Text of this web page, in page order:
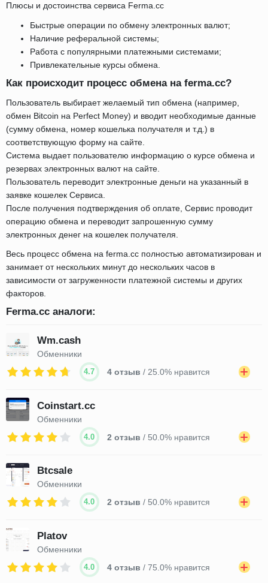
Плюсы и достоинства сервиса Ferma.cc
Быстрые операции по обмену электронных валют;
Наличие реферальной системы;
Работа с популярными платежными системами;
Привлекательные курсы обмена.
Как происходит процесс обмена на ferma.cc?
Пользователь выбирает желаемый тип обмена (например,
обмен Bitcoin на Perfect Money) и вводит необходимые данные
(сумму обмена, номер кошелька получателя и т.д.) в
соответствующую форму на сайте.
Система выдает пользователю информацию о курсе обмена и
резервах электронных валют на сайте.
Пользователь переводит электронные деньги на указанный в
заявке кошелек Сервиса.
После получения подтверждения об оплате, Сервис проводит
операцию обмена и переводит запрошенную сумму
электронных денег на кошелек получателя.
Весь процесс обмена на ferma.cc полностью автоматизирован и
занимает от нескольких минут до нескольких часов в
зависимости от загруженности платежной системы и других
факторов.
Ferma.cc аналоги:
Wm.cash
Обменники
4.7 4 отзыв / 25.0% нравится
Coinstart.cc
Обменники
4.0 2 отзыв / 50.0% нравится
Btcsale
Обменники
4.0 2 отзыв / 50.0% нравится
Platov
Обменники
4.0 4 отзыв / 75.0% нравится